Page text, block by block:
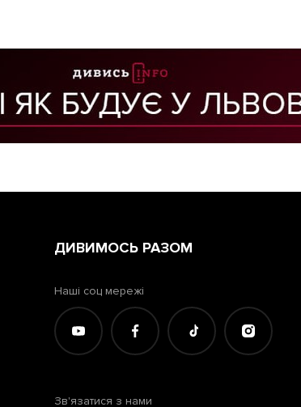
ДИВИМОСЬ РАЗОМ
Наші соц мережі
Зв'язатися з нами